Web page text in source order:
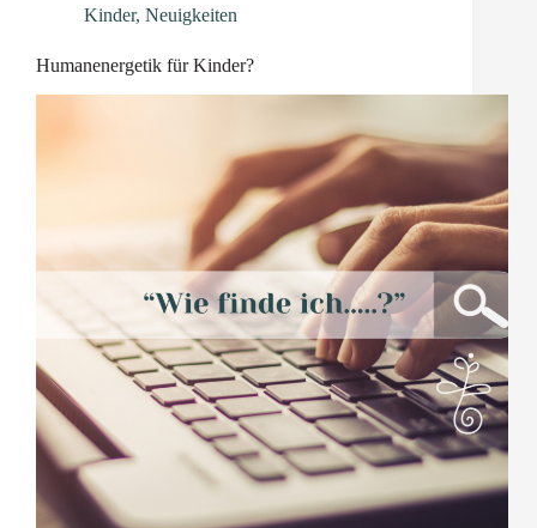
Kinder, Neuigkeiten
Humanenergetik für Kinder?